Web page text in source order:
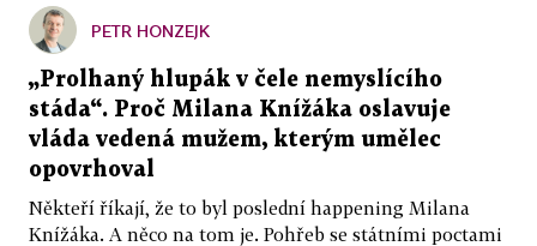
PETR HONZEJK
„Prolhaný hlupák v čele nemyslícího
stáda“. Proč Milana Knížáka oslavuje
vláda vedená mužem, kterým umělec
opovrhoval
Někteří říkají, že to byl poslední happening Milana
Knížáka. A něco na tom je. Pohřeb se státními poctami